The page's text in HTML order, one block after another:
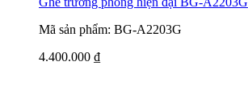
Mã sản phẩm: BG-A2203G
4.400.000 ₫